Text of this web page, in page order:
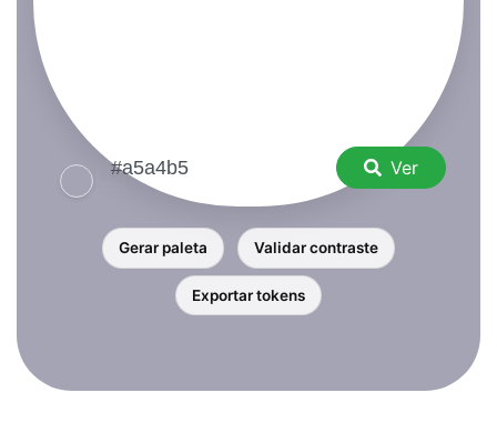
Ver
Gerar paleta Validar contraste
Exportar tokens